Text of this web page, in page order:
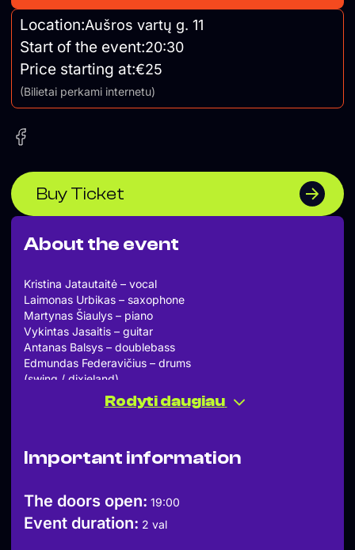
About the event
Kristina Jatautaitė – vocal
Laimonas Urbikas – saxophone
Martynas Šiaulys – piano
Vykintas Jasaitis – guitar
Antanas Balsys – doublebass
Edmundas Federavičius – drums
(swing / dixieland)
Klaipėda – laisvų minčių, atvirų žmonių ir išskirtinės dvasios
miestas, kurio neatsiejama dalimi jau kelis dešimtmečius
Klaipėda – klasikinio džiazo lietuviškasis lopšys. Vienintelis
tendencijas.
Įkvėptas pasaulinių muzikinių vėjų, 1978 m. čia susikūrė
Rodyti daugiau
Important information
The doors open: 19:00
Event duration: 2 val
Location:Aušros vartų g. 11
Start of the event:20:30
Price starting at:€25
(Bilietai perkami internetu)
Buy Ticket